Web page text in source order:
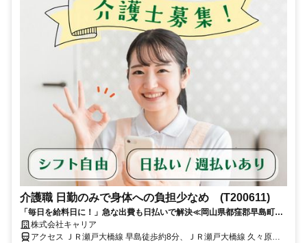
介護職 日勤のみで身体への負担少なめ (T200611)
「毎日を給料日に！」急な出費も日払いで解決≪岡山県都窪郡早島町周
辺≫株式会社キャリア
アクセス ＪＲ瀬戸大橋線 早島徒歩約8分、ＪＲ瀬戸大橋線 久々原徒